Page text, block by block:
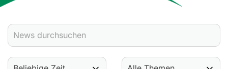
Termine